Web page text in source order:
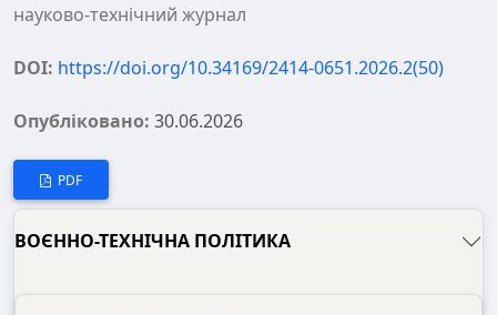
науково-технічний журнал
DOI: https://doi.org/10.34169/2414-0651.2026.2(50)
Опубліковано: 30.06.2026
PDF
ВОЄННО-ТЕХНІЧНА ПОЛІТИКА